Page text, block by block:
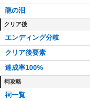
龍の泪
クリア後
エンディング分岐
クリア後要素
達成率100%
祠攻略
祠一覧